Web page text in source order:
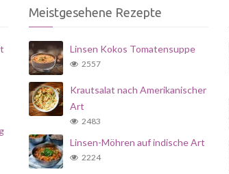
Meistgesehene Rezepte
Linsen Kokos Tomatensuppe
2557
Krautsalat nach Amerikanischer
Art
2483
Linsen-Möhren auf indische Art
2224